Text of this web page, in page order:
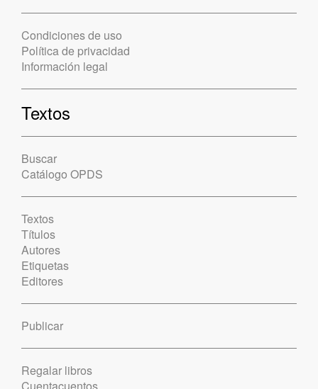
Condiciones de uso
Política de privacidad
Información legal
Textos
Buscar
Catálogo OPDS
Textos
Títulos
Autores
Etiquetas
Editores
Publicar
Regalar libros